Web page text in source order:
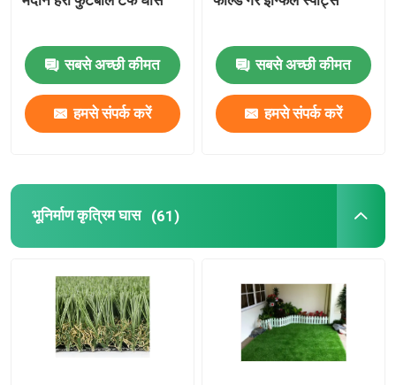
रंगीन कृत्रिम टर्फ
कृत्रिम घास स्थापना उपकरण
सबसे अच्छी कीमत
हमसे संपर्क करें
सबसे अच्छी कीमत
हमसे संपर्क करें
भूनिर्माण कृत्रिम घास (61)